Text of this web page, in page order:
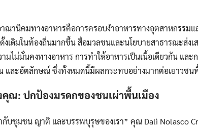
ณานิคมทางอาหารคือการครอบงำอาหารทางอุตสาหกรรม
เดิมในท้องถิ่นมากขึ้น สื่อมวลชนและนโยบายสาธารณะส่งเ
มไม่มั่นคงทางอาหาร การทำให้อาหารเป็นเนื้อเดียวกัน แล
และอัตลักษณ์ ซึ่งทั้งหมดนี้มีผลกระทบอย่างมากต่อเยาวชน
ณ: ปกป้องมรดกของชนเผ่าพื้นเมือง
ากับชุมชน ญาติ และบรรพบุรุษของเรา” คุณ Dalì Nolasco